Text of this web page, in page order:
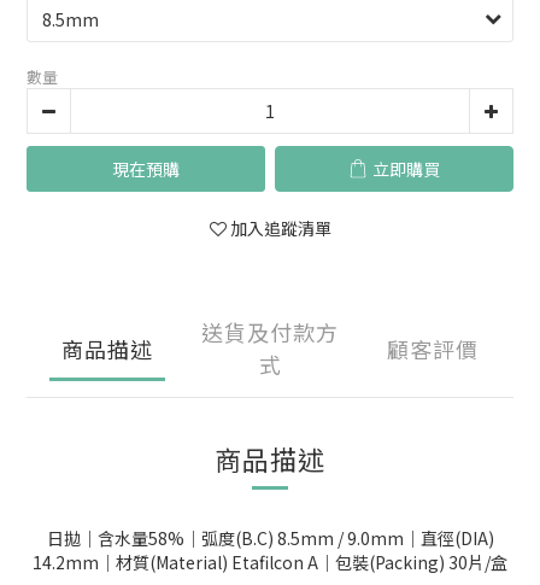
數量
現在預購 立即購買
加入追蹤清單
商品描述
送貨及付款方
式
顧客評價
商品描述
日拋｜含水量58%｜弧度(B.C) 8.5mm / 9.0mm｜直徑(DIA)
14.2mm｜材質(Material) Etafilcon A｜包裝(Packing) 30片/盒